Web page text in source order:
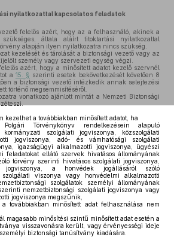
nyilatkozattal kapcsolatos feladatok
felelős azért, hogy az a felhasználó, akinek a
általa aláírt titoktartási nyilatkozattal
alapján ilyen nyilatkozatra nincs szükség.
kezelését és tárolását a biztonsági vezető vagy az
személy vagy szervezeti egység végzi.
azért, hogy a minősített adatot kezelő szervnél
a 15. § szerinti esetek bekövetkezését követően 8
a biztonsági vezető intézkedik annak selejtezési
történő megsemmisítéséről.
vonatkozó ajánlott mintát a Nemzeti Biztonsági
kezelhet a továbbiakban minősített adatot, ha
Törvénykönyv rendelkezésein alapuló
kormányzati szolgálati jogviszonya, közszolgálati
jogviszonya, adó- és vámhatósági szolgálati
igazságügyi alkalmazotti jogviszonya, ügyészi
feladatokat ellátó szervek hivatásos állományának
törvény szerinti hivatásos szolgálati jogviszonya,
jogviszonya, a honvédek jogállásáról szóló
viszonya vagy honvédelmi alkalmazotti
szolgálatok személyi állományának
nemzetbiztonsági szolgálati jogviszonya vagy
jogviszonya megszűnik,
továbbiakban minősített adat felhasználása nem
magasabb minősítési szintű minősített adat esetén a
visszavonásra került, vagy érvényességi ideje
biztonsági tanúsítvány kiadására.